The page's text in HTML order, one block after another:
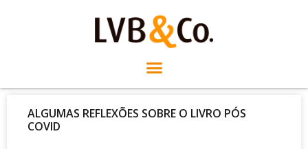
ALGUMAS REFLEXÕES SOBRE O LIVRO PÓS
COVID